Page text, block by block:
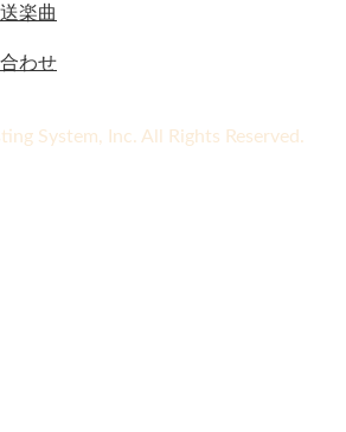
楽曲
わせ
System, Inc. All Rights Reserved.